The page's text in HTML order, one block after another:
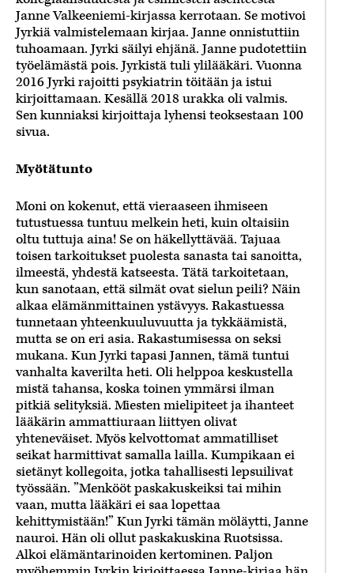
Janne Valkeeniemi-kirjassa kerrotaan. Se motivoi
Jyrkiä valmistelemaan kirjaa. Janne onnistuttiin
tuhoamaan. Jyrki säilyi ehjänä. Janne pudotettiin
työelämästä pois. Jyrkistä tuli ylilääkäri. Vuonna
2016 Jyrki rajoitti psykiatrin töitään ja istui
kirjoittamaan. Kesällä 2018 urakka oli valmis.
Sen kunniaksi kirjoittaja lyhensi teoksestaan 100
sivua.
Myötätunto
Moni on kokenut, että vieraaseen ihmiseen
tutustuessa tuntuu melkein heti, kuin oltaisiin
oltu tuttuja aina! Se on häkellyttävää. Tajuaa
toisen tarkoitukset puolesta sanasta tai sanoitta,
ilmeestä, yhdestä katseesta. Tätä tarkoitetaan,
kun sanotaan, että silmät ovat sielun peili? Näin
alkaa elämänmittainen ystävyys. Rakastuessa
tunnetaan yhteenkuuluvuutta ja tykkäämistä,
mutta se on eri asia. Rakastumisessa on seksi
mukana. Kun Jyrki tapasi Jannen, tämä tuntui
vanhalta kaverilta heti. Oli helppoa keskustella
mistä tahansa, koska toinen ymmärsi ilman
pitkiä selityksiä. Miesten mielipiteet ja ihanteet
lääkärin ammattiuraan liittyen olivat
yhteneväiset. Myös kelvottomat ammatilliset
seikat harmittivat samalla lailla. Kumpikaan ei
sietänyt kollegoita, jotka tahallisesti lepsuilivat
työssään. ”Menkööt paskakuskeiksi tai mihin
vaan, mutta lääkäri ei saa lopettaa
kehittymistään!” Kun Jyrki tämän möläytti, Janne
nauroi. Hän oli ollut paskakuskina Ruotsissa.
Alkoi elämäntarinoiden kertominen. Paljon